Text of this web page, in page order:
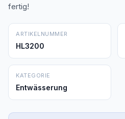
fertig!
ARTIKELNUMMER
HL3200
KATEGORIE
Entwässerung